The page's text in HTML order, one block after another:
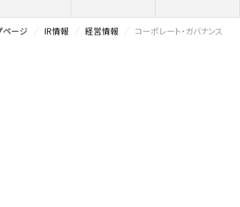
ページ IR情報 経営情報 コーポレート・ガバナンス